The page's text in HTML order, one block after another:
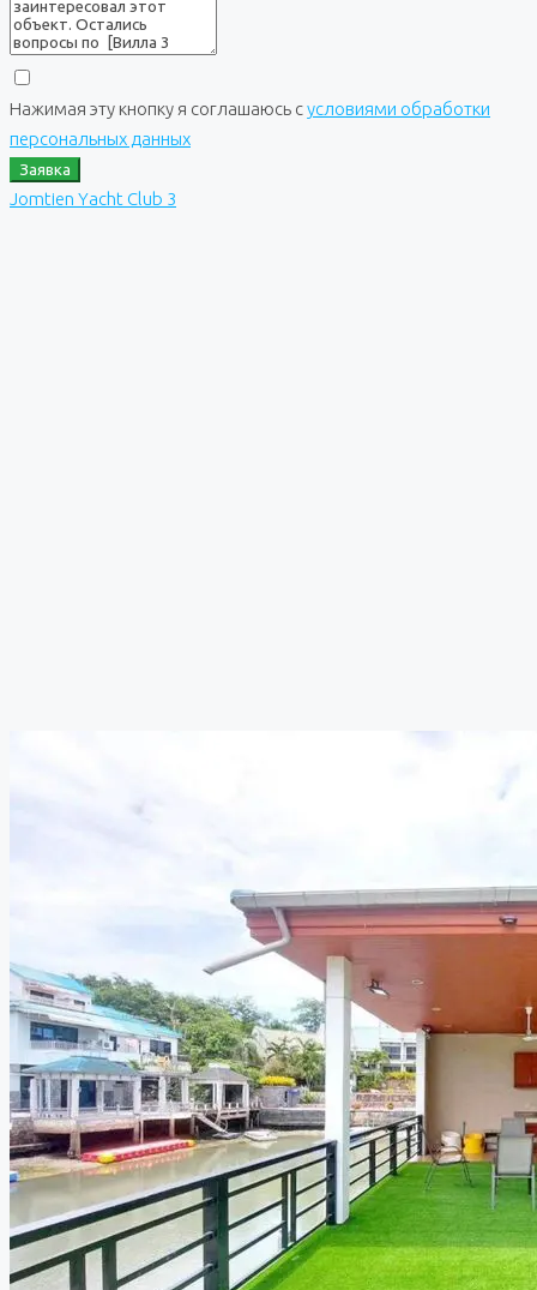
Нажимая эту кнопку я соглашаюсь сусловиями обработки
персональных данных
Заявка
Jomtien Yacht Club 3